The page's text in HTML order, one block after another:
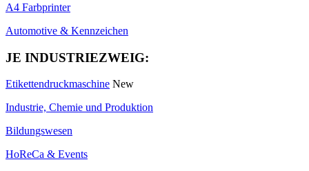
A4 Farbprinter
Automotive & Kennzeichen
JE INDUSTRIEZWEIG:
Etikettendruckmaschine New
Industrie, Chemie und Produktion
Bildungswesen
HoReCa & Events